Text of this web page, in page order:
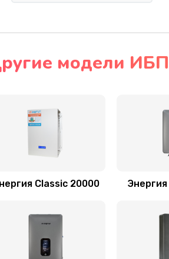
модели
Classic 20000